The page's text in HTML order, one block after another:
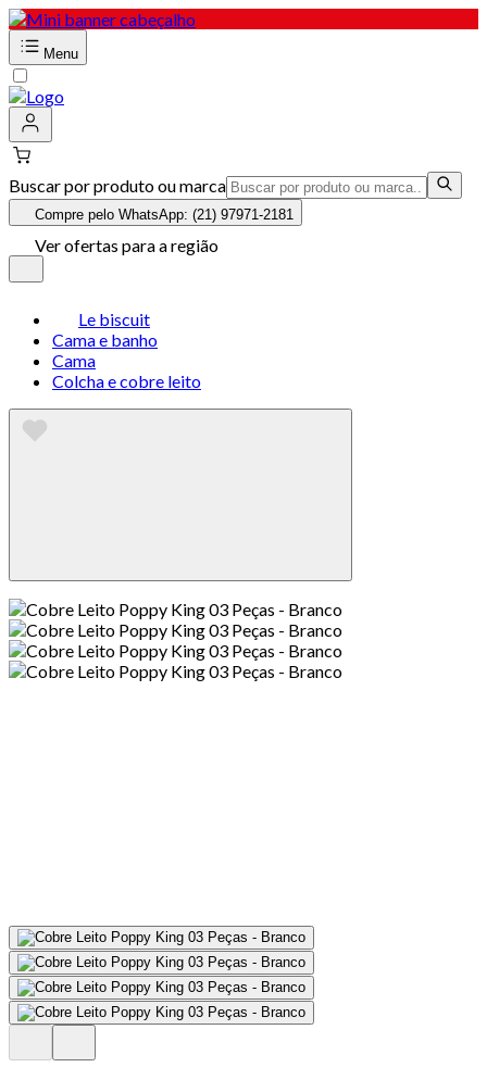
Menu
Buscar por produto ou marca
Compre pelo WhatsApp: (21) 97971-2181
Ver ofertas para a região
Le biscuit
Cama e banho
Cama
Colcha e cobre leito